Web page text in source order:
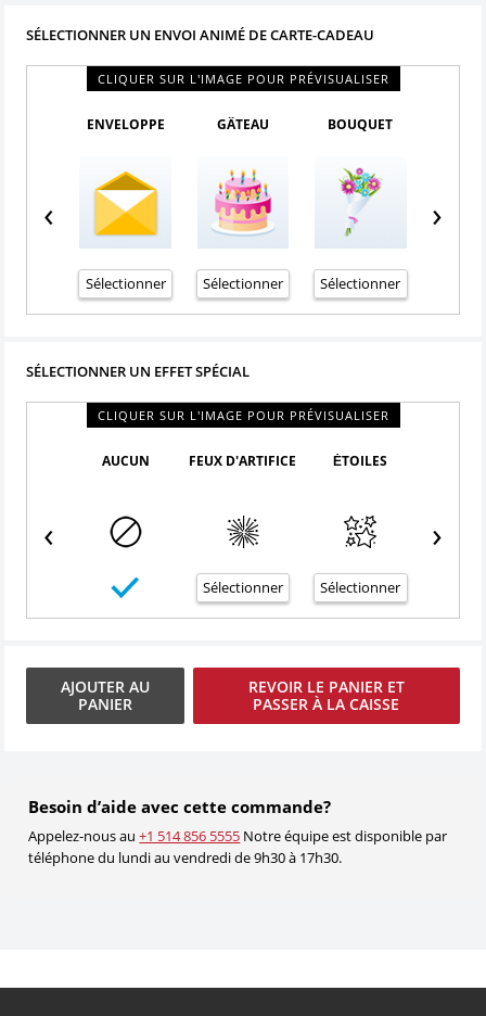
SÉLECTIONNER UN ENVOI ANIMÉ DE CARTE-CADEAU
CLIQUER SUR L'IMAGE POUR PRÉVISUALISER
‹
ENVELOPPE
Sélectionner
GÂTEAU
Sélectionner
BOUQUET
Sélectionner
›
SÉLECTIONNER UN EFFET SPÉCIAL
CLIQUER SUR L'IMAGE POUR PRÉVISUALISER
‹
AUCUN FEUX D'ARTIFICE
Sélectionner
ĖTOILES
Sélectionner
›
AJOUTER AU
PANIER
REVOIR LE PANIER ET
PASSER À LA CAISSE
Besoin d’aide avec cette commande?
Appelez-nous au+1 514 856 5555 Notre équipe est disponible par
téléphone du lundi au vendredi de 9h30 à 17h30.